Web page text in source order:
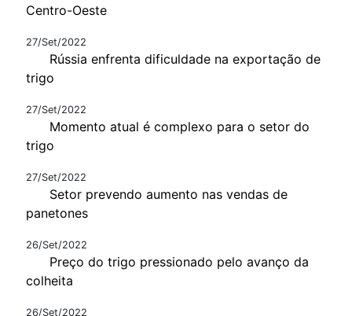
Centro-Oeste
27/Set/2022
Rússia enfrenta dificuldade na exportação de
trigo
27/Set/2022
Momento atual é complexo para o setor do
trigo
27/Set/2022
Setor prevendo aumento nas vendas de
panetones
26/Set/2022
Preço do trigo pressionado pelo avanço da
colheita
26/Set/2022